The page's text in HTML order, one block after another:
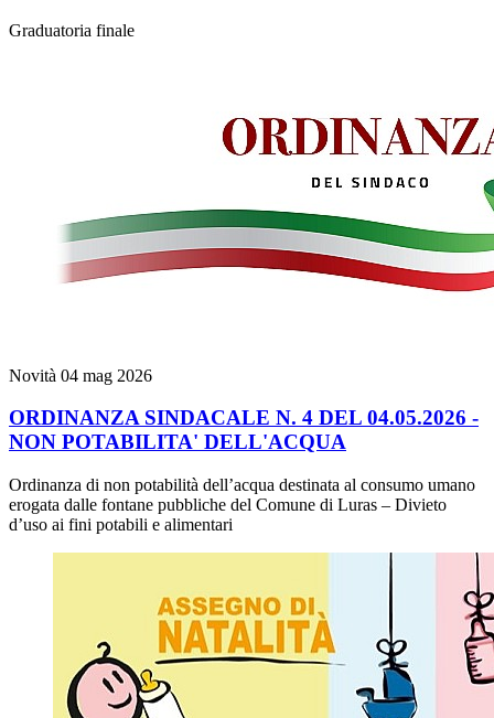
Graduatoria finale
Novità 04 mag 2026
ORDINANZA SINDACALE N. 4 DEL 04.05.2026 -
NON POTABILITA' DELL'ACQUA
Ordinanza di non potabilità dell’acqua destinata al consumo umano
erogata dalle fontane pubbliche del Comune di Luras – Divieto
d’uso ai fini potabili e alimentari